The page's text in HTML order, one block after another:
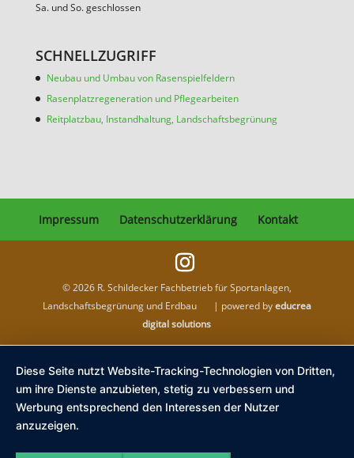
Sa. und So. geschlossen
SCHNELLZUGRIFF
Neubau und Umbau von Rasenspielfeldern
Rasenplatzregeneration und Pflegearbeiten
Reitplatzbau, Instandhaltung, Landschaftsbegrünung
Impressum Datenschutzerklärung Kontakt
©2026R. Schildecker Fachbetrieb für Sportanlagen,
Landschaftsbegrünung und Erdbau | powered byeducrea
digital solutions
Diese Seite nutzt Website-Tracking-Technologien von Dritten,
um ihre Dienste anzubieten, stetig zu verbessern und
Werbung entsprechend den Interessen der Nutzer
anzuzeigen.